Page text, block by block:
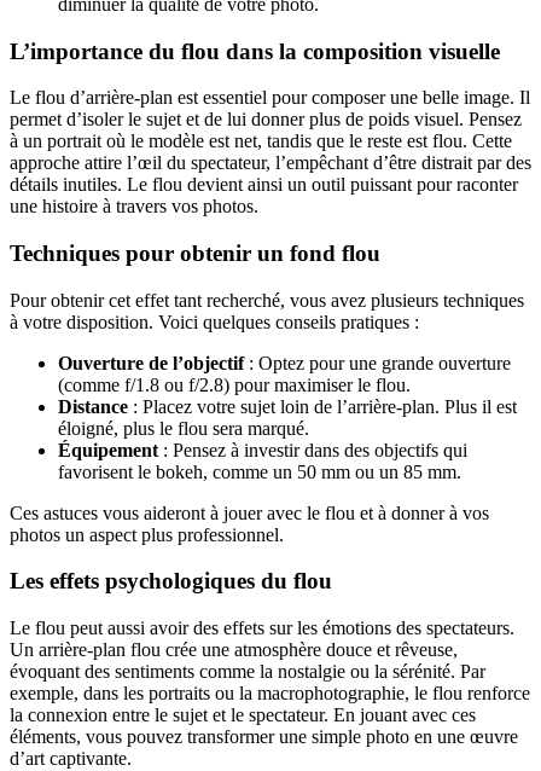
L’importance du flou dans la composition visuelle
Le flou d’arrière-plan est essentiel pour composer une belle image. Il
permet d’isoler le sujet et de lui donner plus de poids visuel. Pensez
à un portrait où le modèle est net, tandis que le reste est flou. Cette
approche attire l’œil du spectateur, l’empêchant d’être distrait par des
détails inutiles. Le flou devient ainsi un outil puissant pour raconter
une histoire à travers vos photos.
Techniques pour obtenir un fond flou
Pour obtenir cet effet tant recherché, vous avez plusieurs techniques
à votre disposition. Voici quelques conseils pratiques :
Ouverture de l’objectif: Optez pour une grande ouverture
(comme f/1.8 ou f/2.8) pour maximiser le flou.
Distance : Placez votre sujet loin de l’arrière-plan. Plus il est
éloigné, plus le flou sera marqué.
Équipement : Pensez à investir dans des objectifs qui
favorisent le bokeh, comme un 50 mm ou un 85 mm.
Ces astuces vous aideront à jouer avec le flou et à donner à vos
photos un aspect plus professionnel.
Les effets psychologiques du flou
Le flou peut aussi avoir des effets sur les émotions des spectateurs.
Un arrière-plan flou crée une atmosphère douce et rêveuse,
évoquant des sentiments comme la nostalgie ou la sérénité. Par
exemple, dans les portraits ou la macrophotographie, le flou renforce
la connexion entre le sujet et le spectateur. En jouant avec ces
éléments, vous pouvez transformer une simple photo en une œuvre
d’art captivante.